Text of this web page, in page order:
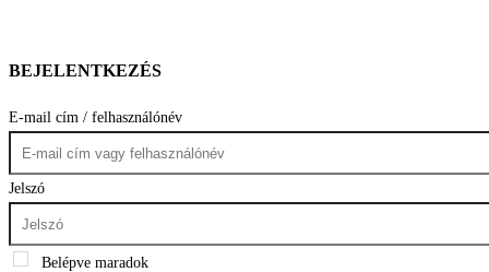
BEJELENTKEZÉS
E-mail cím / felhasználónév
Jelszó
Belépve maradok